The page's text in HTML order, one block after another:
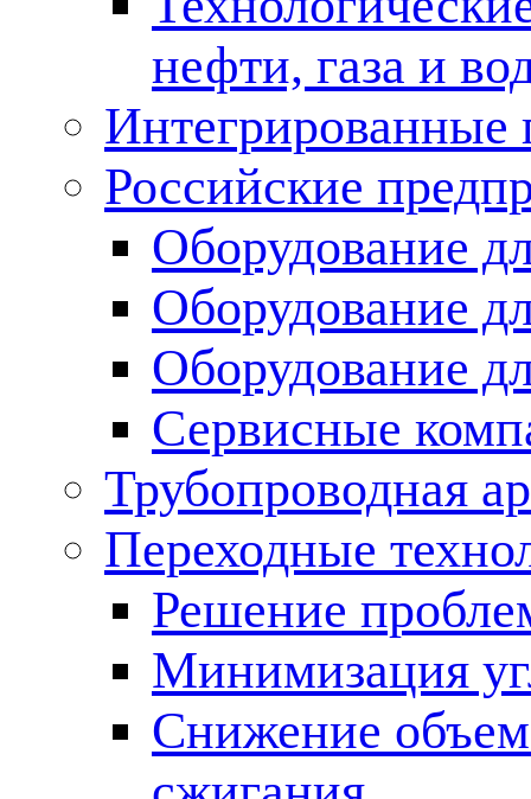
нефти, газа и
Российские
Оборудование
Оборудование
Оборудование
Сервисные
Трубопроводная
Переходные
Решение
Минимизация
Снижение